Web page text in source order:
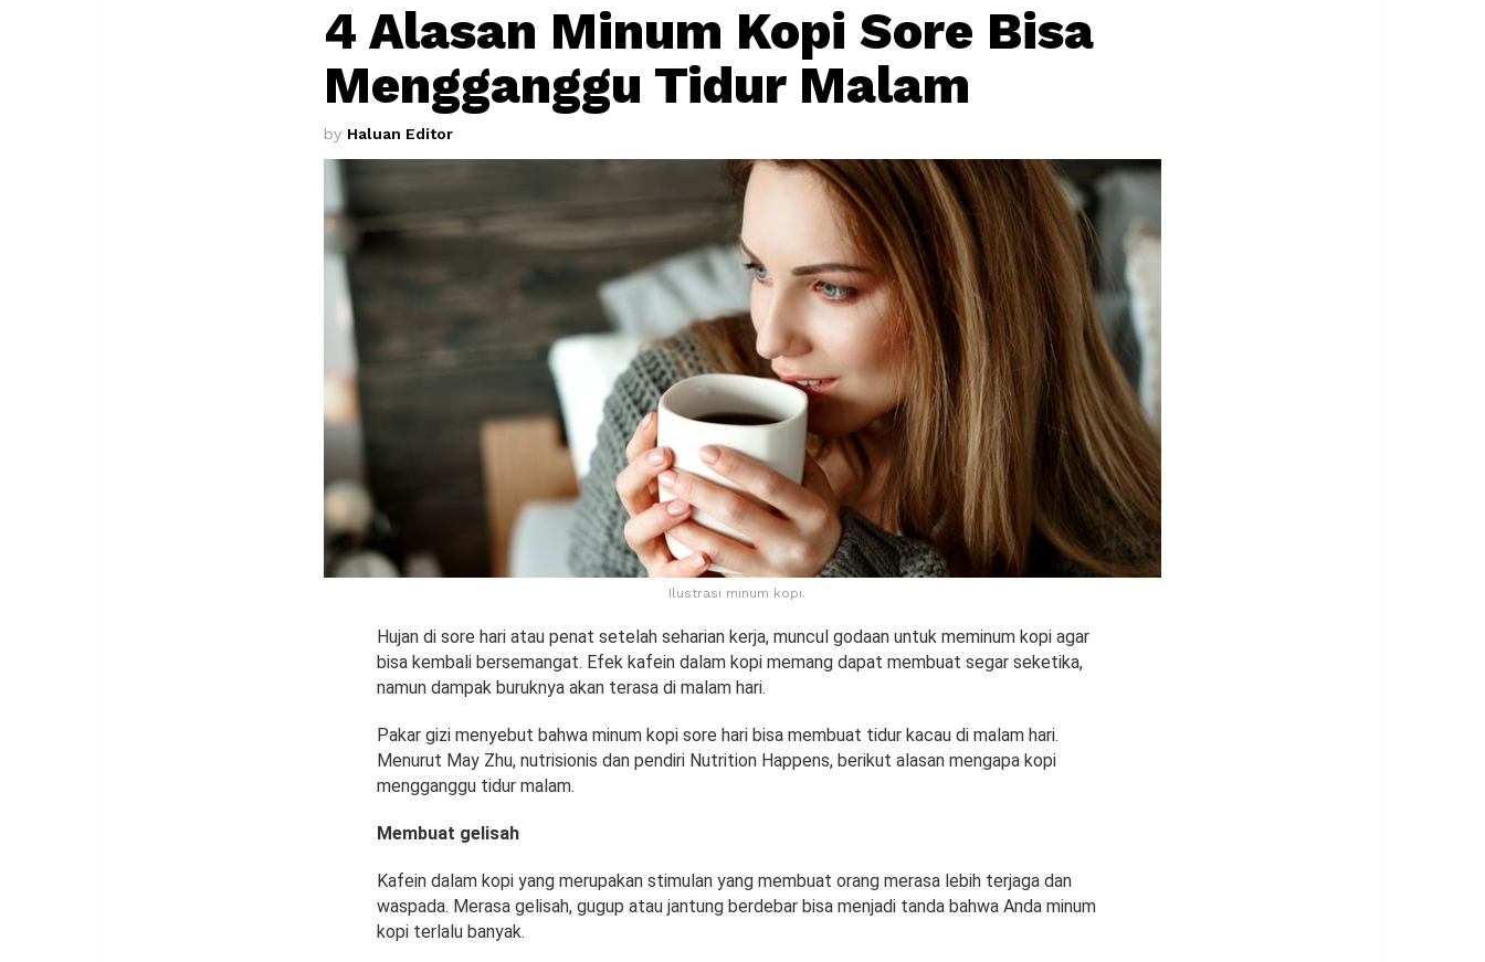
4 Alasan Minum Kopi Sore Bisa
Mengganggu Tidur Malam
by Haluan Editor
Ilustrasi minum kopi.
Hujan di sore hari atau penat setelah seharian kerja, muncul godaan untuk meminum kopi agar
bisa kembali bersemangat. Efek kafein dalam kopi memang dapat membuat segar seketika,
namun dampak buruknya akan terasa di malam hari.
Pakar gizi menyebut bahwa minum kopi sore hari bisa membuat tidur kacau di malam hari.
Menurut May Zhu, nutrisionis dan pendiri Nutrition Happens, berikut alasan mengapa kopi
mengganggu tidur malam.
Membuat gelisah
Kafein dalam kopi yang merupakan stimulan yang membuat orang merasa lebih terjaga dan
waspada. Merasa gelisah, gugup atau jantung berdebar bisa menjadi tanda bahwa Anda minum
kopi terlalu banyak.